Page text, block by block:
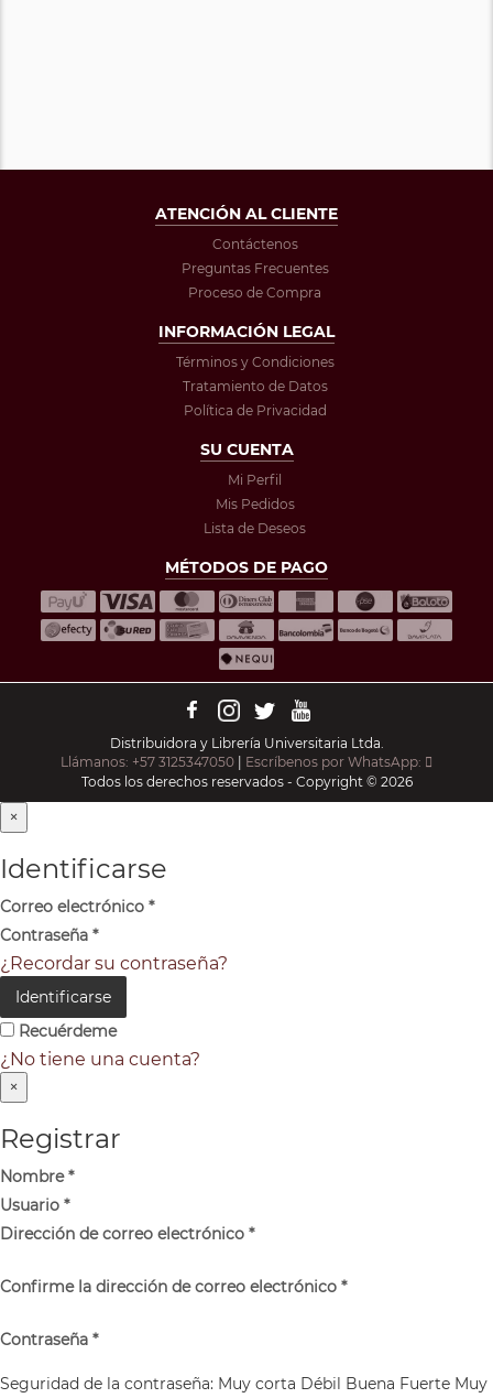
ATENCIÓN AL CLIENTE
Contáctenos
Preguntas Frecuentes
Proceso de Compra
INFORMACIÓN LEGAL
Términos y Condiciones
Tratamiento de Datos
Política de Privacidad
SU CUENTA
Mi Perfil
Mis Pedidos
Lista de Deseos
MÉTODOS DE PAGO
Distribuidora y Librería Universitaria Ltda.
Llámanos: +57 3125347050 | Escríbenos por WhatsApp:
Todos los derechos reservados - Copyright © 2026
×
Identificarse
Correo electrónico *
Contraseña *
¿Recordar su contraseña?
Identificarse
Recuérdeme
¿No tiene una cuenta?
×
Registrar
Nombre*
Usuario *
Dirección de correo electrónico *
Confirme la dirección de correo electrónico *
Contraseña *
Seguridad de la contraseña: Muy corta Débil Buena Fuerte Muy